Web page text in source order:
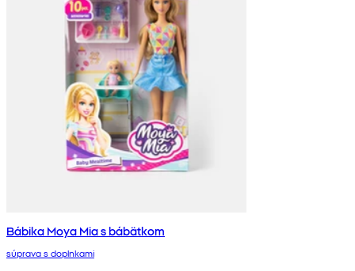
Bábika Moya Mia s bábätkom
súprava s doplnkami